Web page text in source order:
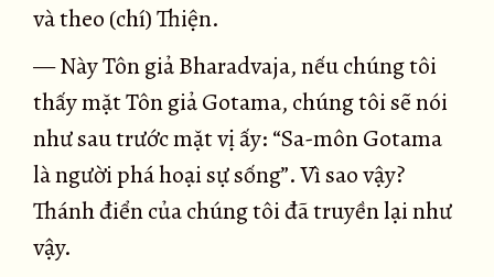
và theo (chí) Thiện.
— Này Tôn giả Bharadvaja, nếu chúng tôi
thấy mặt Tôn giả Gotama, chúng tôi sẽ nói
như sau trước mặt vị ấy: “Sa-môn Gotama
là người phá hoại sự sống”. Vì sao vậy?
Thánh điển của chúng tôi đã truyền lại như
vậy.